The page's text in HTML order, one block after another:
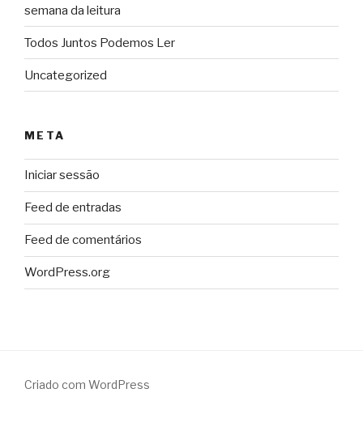
semana da leitura
Todos Juntos Podemos Ler
Uncategorized
META
Iniciar sessão
Feed de entradas
Feed de comentários
WordPress.org
Criado com WordPress